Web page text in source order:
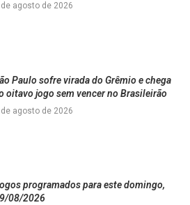
de agosto de 2026
Paulo sofre virada do Grêmio e chega
oitavo jogo sem vencer no Brasileirão
de agosto de 2026
programados para este domingo,
08/2026